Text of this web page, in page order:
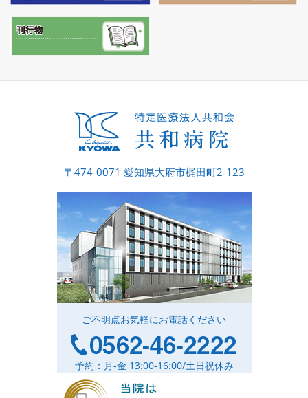
〒474-0071 愛知県大府市梶田町2-123
ご不明点お気軽にお電話ください
予約：月-金 13:00-16:00/土日祝休み